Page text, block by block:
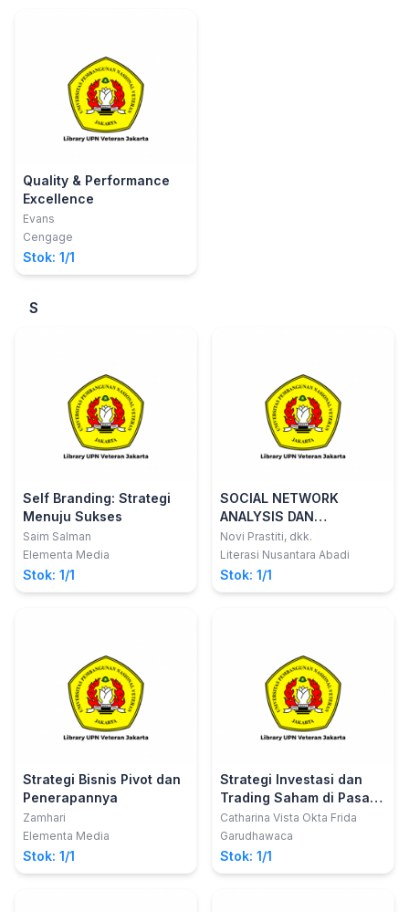
Quality & Performance
Excellence
Evans
Cengage
Stok: 1/1
S
Self Branding: Strategi
Menuju Sukses
Saim Salman
Elementa Media
Stok: 1/1
SOCIAL NETWORK
ANALYSIS DAN
PENERAPAN UNTUK
ANALISIS PEMASARAN
PRODUK
Novi Prastiti, dkk.
Literasi Nusantara Abadi
Stok: 1/1
Strategi Bisnis Pivot dan
Penerapannya
Zamhari
Elementa Media
Stok: 1/1
Strategi Investasi dan
Trading Saham di Pasar
Modal Indonesia
Catharina Vista Okta Frida
Garudhawaca
Stok: 1/1